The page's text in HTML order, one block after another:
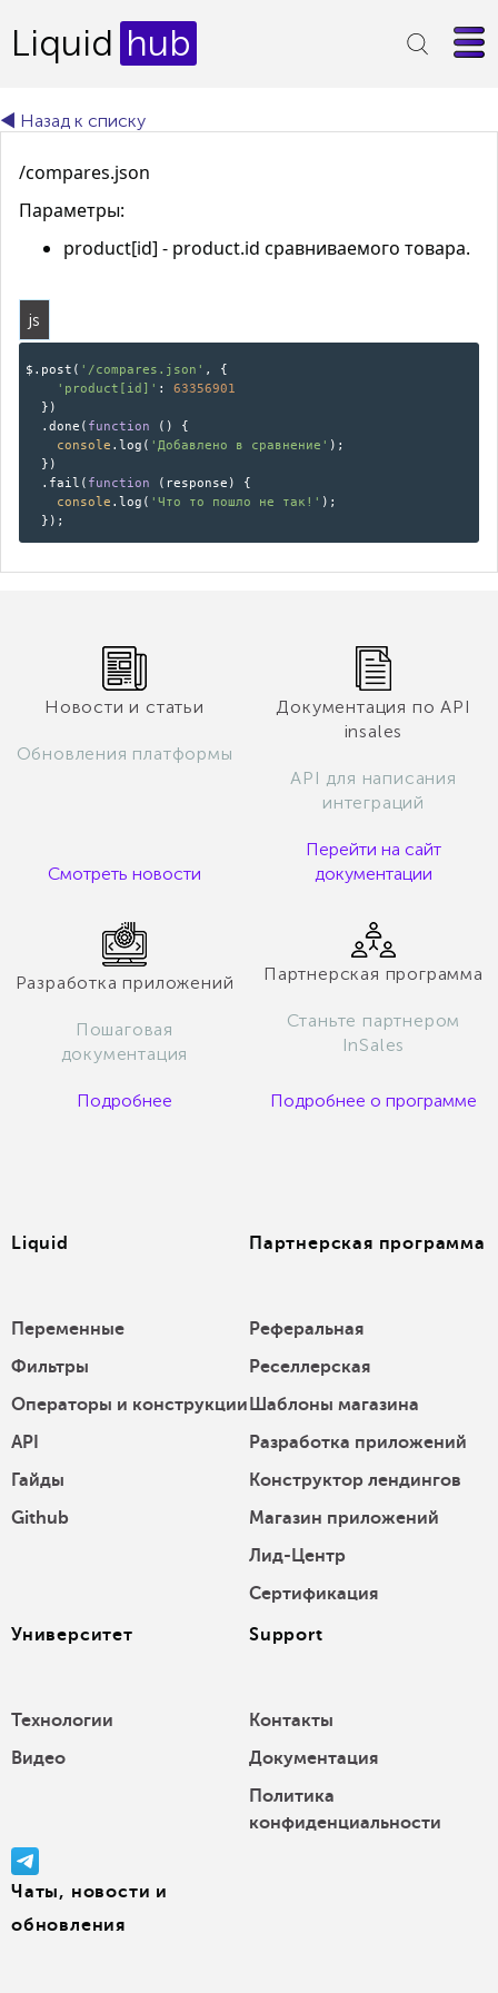
Liquid hub
◄ Назад к списку
/compares.json
Параметры:
product[id] - product.id сравниваемого товара.
js
$.post( '/compares.json' , {
'product[id]' : 63356901
})
.done( function ( )
{
console .log( 'Добавлено в сравнение' );
})
.fail( function ( response )
{
console .log( 'Что то пошло не так!' );
});
Новости и статьи
Обновления платформы
Смотреть новости
Документация по API
insales
API для написания
интеграций
Перейти на сайт
документации
Разработка приложений
Пошаговая
документация
Подробнее
Партнерская программа
Станьте партнером
InSales
Подробнее о программе
Liquid
Переменные
Фильтры
Операторы и конструкции
API
Гайды
Github
Партнерская программа
Реферальная
Реселлерская
Шаблоны магазина
Разработка приложений
Конструктор лендингов
Магазин приложений
Лид-Центр
Сертификация
Университет
Технологии
Видео
Support
Контакты
Документация
Политика
конфиденциальности
Чаты, новости и
обновления